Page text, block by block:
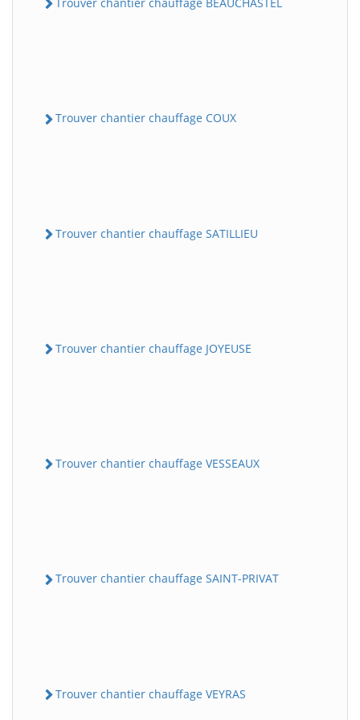
Trouver chantier chauffage COUX
Trouver chantier chauffage SATILLIEU
Trouver chantier chauffage JOYEUSE
Trouver chantier chauffage VESSEAUX
Trouver chantier chauffage SAINT-PRIVAT
Trouver chantier chauffage VEYRAS